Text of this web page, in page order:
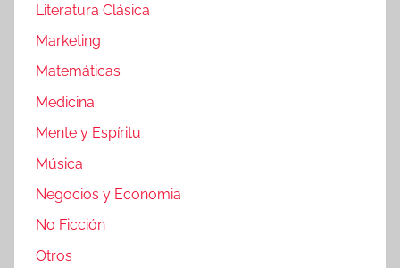
Literatura Clásica
Marketing
Matemáticas
Medicina
Mente y Espíritu
Música
Negocios y Economia
No Ficción
Otros